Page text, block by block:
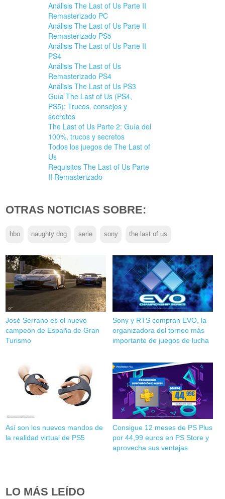
Análisis The Last of Us Parte II
Remasterizado PC
Análisis The Last of Us Parte II
Remasterizado PS5
Análisis The Last of Us Parte II
PS4
Análisis The Last of Us
Remasterizado PS4
Análisis The Last of Us PS3
Guía The Last of Us (PS4,
PS5): Trucos, consejos y
secretos
The Last of Us Parte 2: Guía del
100%, trucos y secretos
Todos los juegos de The Last of
Us
Requisitos The Last of Us Parte
II Remasterizado
OTRAS NOTICIAS SOBRE:
hbo naughty dog serie sony the last of us
José Serrano es el nuevo
campeón de España de Gran
Turismo
Sony y RTS compran EVO, la
organizadora del torneo más
importante de juegos de lucha
Así son los nuevos mandos de
la realidad virtual de PS5
Consigue 12 meses de PS Plus
por 44,99 euros en PS Store y
aprovecha sus ventajas
LO MÁS LEÍDO